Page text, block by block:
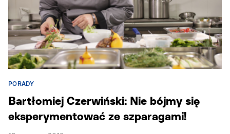
PORADY
Bartłomiej Czerwiński: Nie bójmy się
eksperymentować ze szparagami!